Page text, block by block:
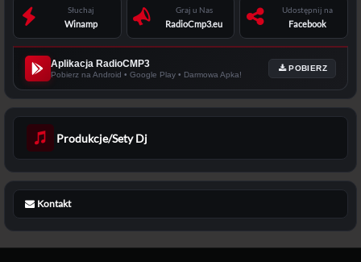
Słuchaj
Winamp
Graj u Nas
RadioCmp3.eu
Udostępnij na
Facebook
Aplikacja RadioCMP3
Pobierz na Android • Google Play • Darmowa Apka!
POBIERZ
Produkcje/Sety Dj
Kontakt